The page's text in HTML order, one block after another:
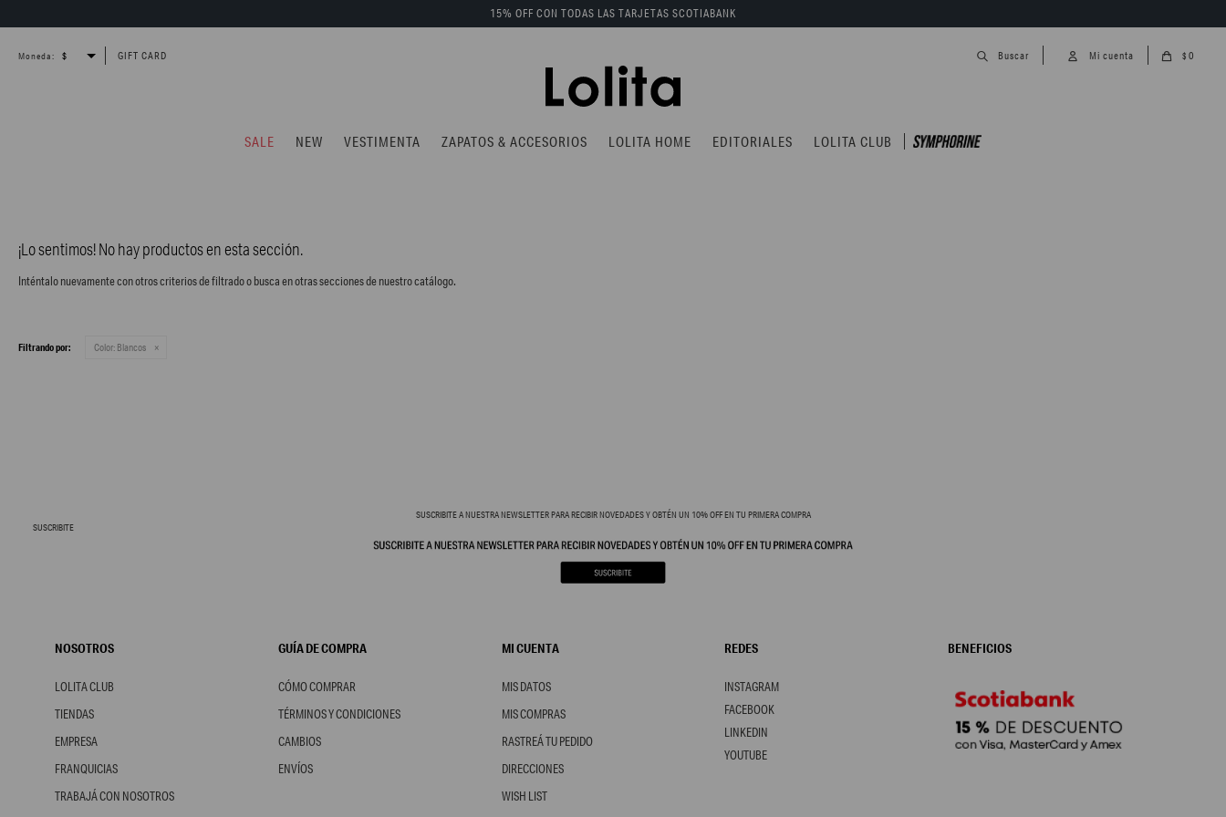
SALE NEW VESTIMENTA ZAPATOS & ACCESORIOS LOLITA HOME EDITORIALES LOLITA CLUB
$ 0
15% OFF CON TODAS LAS TARJETAS SCOTIABANK
Moneda: GIFT CARD
¡Lo sentimos! No hay productos en esta sección.
Inténtalo nuevamente con otros criterios de filtrado o busca en otras secciones de nuestro catálogo.
Filtrando por: Color: Blancos
SUSCRIBITE A NUESTRA NEWSLETTER PARA RECIBIR NOVEDADES Y OBTÉN UN 10% OFF EN TU PRIMERA COMPRA
SUSCRIBITE
NOSOTROS
LOLITA CLUB
TIENDAS
EMPRESA
FRANQUICIAS
TRABAJÁ CON NOSOTROS
GUÍA DE COMPRA
CÓMO COMPRAR
TÉRMINOS Y CONDICIONES
CAMBIOS
ENVÍOS
MI CUENTA
MIS DATOS
MIS COMPRAS
RASTREÁ TU PEDIDO
DIRECCIONES
WISH LIST
REDES
FACEBOOK
YOUTUBE
INSTAGRAM
LINKEDIN
BENEFICIOS